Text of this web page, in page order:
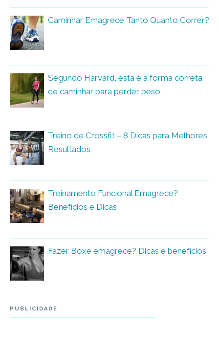
Caminhar Emagrece Tanto Quanto Correr?
Segundo Harvard, esta é a forma correta
de caminhar para perder peso
Treino de Crossfit – 8 Dicas para Melhores
Resultados
Treinamento Funcional Emagrece?
Benefícios e Dicas
Fazer Boxe emagrece? Dicas e benefícios
PUBLICIDADE